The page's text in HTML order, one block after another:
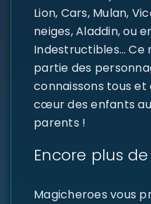
Lion, Cars, Mulan,
neiges, Aladdin, ou
Indestructibles… Ce
partie des
connaissons tous
cœur des enfants
parents !
Encore plus
Magicheroes vous